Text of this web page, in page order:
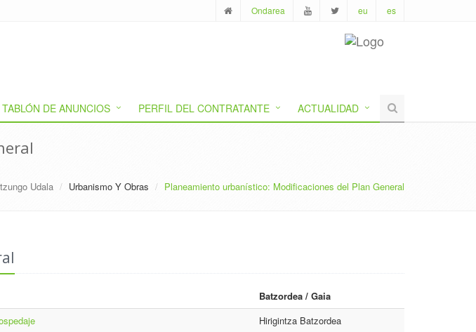
Ondarea eu es
TABLÓN DE ANUNCIOS PERFIL DEL CONTRATANTE ACTUALIDAD
Udala Urbanismo Y Obras Planeamiento urbanístico: Modificaciones del Plan General
Batzordea / Gaia
Hirigintza Batzordea